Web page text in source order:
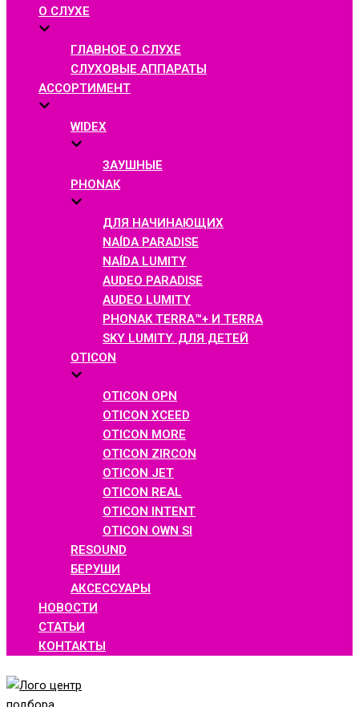
О СЛУХЕ
ГЛАВНОЕ О СЛУХЕ
СЛУХОВЫЕ АППАРАТЫ
АССОРТИМЕНТ
WIDEX
ЗАУШНЫЕ
PHONAK
ДЛЯ НАЧИНАЮЩИХ
NAÍDA PARADISE
NAÍDA LUMITY
AUDEO PARADISE
AUDEO LUMITY
PHONAK TERRA™+ И TERRA
SKY LUMITY. ДЛЯ ДЕТЕЙ
OTICON
OTICON OPN
OTICON XCEED
OTICON MORE
OTICON ZIRCON
OTICON JET
OTICON REAL
OTICON INTENT
OTICON OWN SI
RESOUND
БЕРУШИ
АКСЕССУАРЫ
НОВОСТИ
СТАТЬИ
КОНТАКТЫ